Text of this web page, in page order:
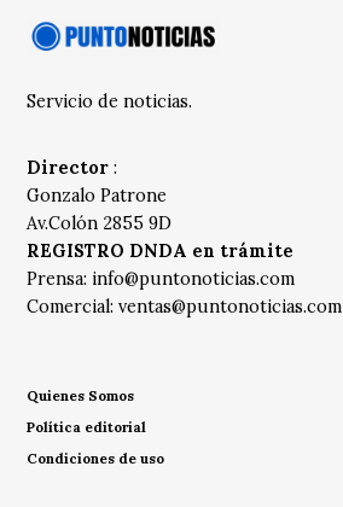
Servicio de noticias.
Director :
Gonzalo Patrone
Av.Colón 2855 9D
REGISTRO DNDA en trámite
Prensa: info@puntonoticias.com
Comercial:ventas@puntonoticias.com
Quienes Somos
Política editorial
Condiciones de uso